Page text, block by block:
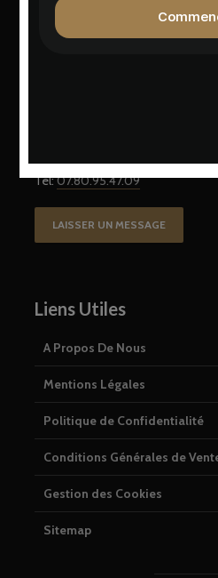
Tel:07.80.95.47.09
LAISSER UN MESSAGE
Liens Utiles
A Propos De Nous
Mentions Légales
Politique de Confidentialité
Conditions Générales de
Gestion des Cookies
Sitemap